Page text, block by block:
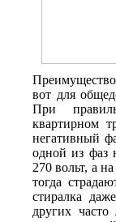
вот для
При
квартирном
негативный
одной из фаз
270 вольт, а
тогда
стиралка
других